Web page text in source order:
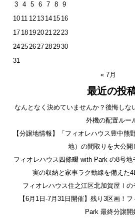
3
4 5 6 7 8
9
10 11 12 13 14 15 16
17 18 1920212223
24252627282930
31
« 7月
最近の投
なんとなく決めていませんか？後悔しな
外機の配置ルー
【分譲地情報】「フィオレハウス豊中
地）の間取りを大公開
フィオレハウス四條畷 with Park の8号
実の収納と家事ラク動線を備えた
フィオレハウス住之江区北加賀屋Ⅰの
【6月1日-7月31日開催】残り3区画！
Park 最終分譲開